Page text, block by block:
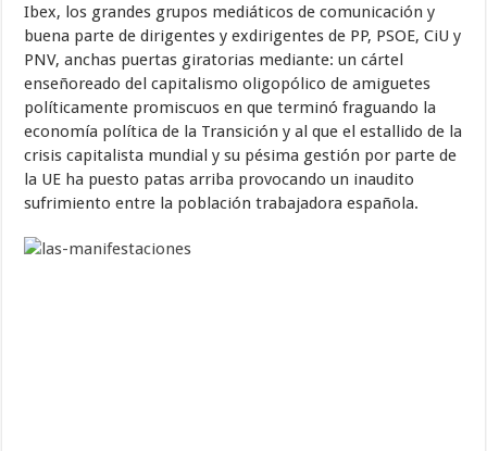
Ibex, los grandes grupos mediáticos de comunicación y
buena parte de dirigentes y exdirigentes de PP, PSOE, CiU y
PNV, anchas puertas giratorias mediante: un cártel
enseñoreado del capitalismo oligopólico de amiguetes
políticamente promiscuos en que terminó fraguando la
economía política de la Transición y al que el estallido de la
crisis capitalista mundial y su pésima gestión por parte de
la UE ha puesto patas arriba provocando un inaudito
sufrimiento entre la población trabajadora española.